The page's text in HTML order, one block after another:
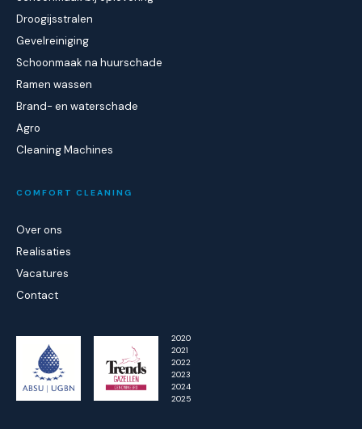
Droogijsstralen
Gevelreiniging
Schoonmaak na huurschade
Ramen wassen
Brand- en waterschade
Agro
Cleaning Machines
COMFORT CLEANING
Over ons
Realisaties
Vacatures
Contact
2020
2021
2022
2023
2024
2025